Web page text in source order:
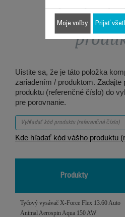
Je
Uistite sa, že je táto položka
zariadením / produktom.
produktu (referenčné číslo) do
pre porovnanie.
Kde hľadať kód vášho produktu
Produkty
Tyčový vysávač X-Force Flex 13.60 Auto
Animal Aerospin Aqua 150 AW
Moje voľby Prijať